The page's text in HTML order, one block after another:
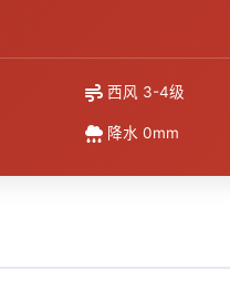
西风 3-4级
降水 0mm